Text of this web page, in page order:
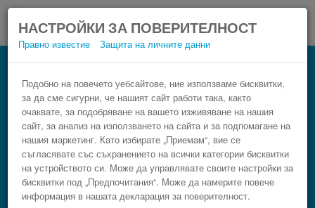
НАСТРОЙКИ ЗА ПОВЕРИТЕЛНОСТ
Правно известие Защита на личните данни
Подобно на повечето уебсайтове, ние използваме бисквитки,
за да сме сигурни, че нашият сайт работи така, както
очаквате, за подобряване на вашето изживяване на нашия
сайт, за анализ на използването на сайта и за подпомагане на
нашия маркетинг. Като избирате „Приемам“, вие се
съгласявате със съхранението на всички категории бисквитки
на устройството си. Може да управлявате своите настройки за
бисквитки под „Предпочитания“. Може да намерите повече
информация в нашата декларация за поверителност.
Сравнете автобус Riccione
Резервирай изгоден автобусен билет само в 3
стъпки.